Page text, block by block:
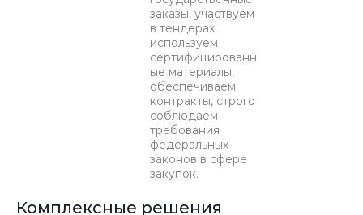
заказы, участвуем
в тендерах:
используем
сертифицированн
ые материалы,
обеспечиваем
контракты, строго
соблюдаем
требования
федеральных
законов в сфере
закупок.
Комплексные решения